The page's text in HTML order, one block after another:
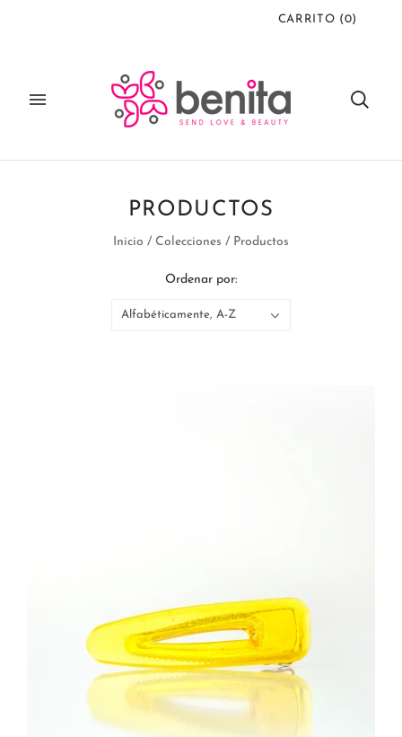
CARRITO (0)
PRODUCTOS
Inicio / Colecciones / Productos
Ordenar por:
Alfabéticamente, A-Z